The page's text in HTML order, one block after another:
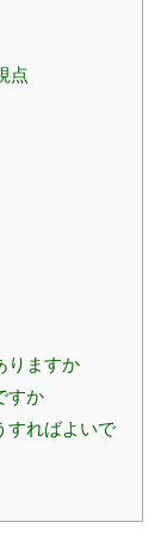
点
りますか
すか
すればよいで